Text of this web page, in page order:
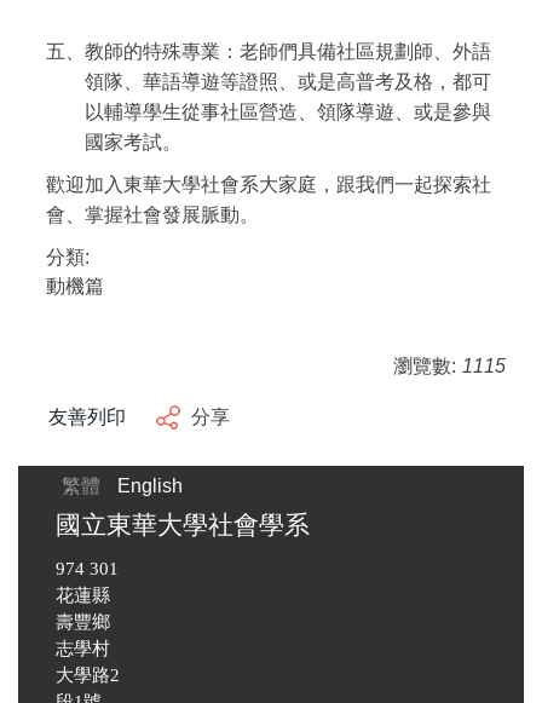
五、教師的特殊專業：老師們具備社區規劃師、外語
領隊、華語導遊等證照、或是高普考及格，都可
以輔導學生從事社區營造、領隊導遊、或是參與
國家考試。
歡迎加入東華大學社會系大家庭，跟我們一起探索社
會、掌握社會發展脈動。
分類:
動機篇
瀏覽數: 1115
友善列印 分享
繁體 English
國立東華大學社會學系
974 301
花蓮縣
壽豐鄉
志學村
大學路2